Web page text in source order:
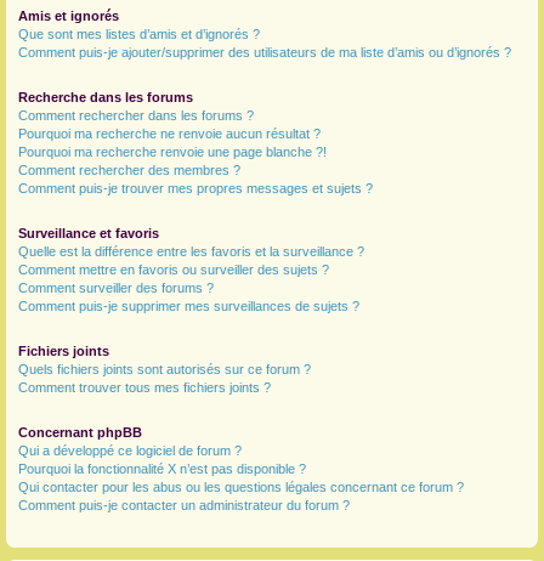
Amis et ignorés
Que sont mes listes d’amis et d’ignorés ?
Comment puis-je ajouter/supprimer des utilisateurs de ma liste d’amis ou d’ignorés ?
Recherche dans les forums
Comment rechercher dans les forums ?
Pourquoi ma recherche ne renvoie aucun résultat ?
Pourquoi ma recherche renvoie une page blanche ?!
Comment rechercher des membres ?
Comment puis-je trouver mes propres messages et sujets ?
Surveillance et favoris
Quelle est la différence entre les favoris et la surveillance ?
Comment mettre en favoris ou surveiller des sujets ?
Comment surveiller des forums ?
Comment puis-je supprimer mes surveillances de sujets ?
Fichiers joints
Quels fichiers joints sont autorisés sur ce forum ?
Comment trouver tous mes fichiers joints ?
Concernant phpBB
Qui a développé ce logiciel de forum ?
Pourquoi la fonctionnalité X n’est pas disponible ?
Qui contacter pour les abus ou les questions légales concernant ce forum ?
Comment puis-je contacter un administrateur du forum ?